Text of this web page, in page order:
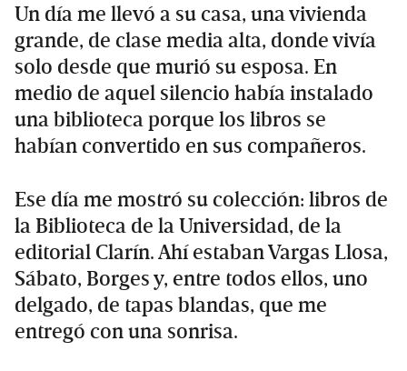
Un día me llevó a su casa, una vivienda
grande, de clase media alta, donde vivía
solo desde que murió su esposa. En
medio de aquel silencio había instalado
una biblioteca porque los libros se
habían convertido en sus compañeros.
Ese día me mostró su colección: libros de
la Biblioteca de la Universidad, de la
editorial Clarín. Ahí estaban Vargas Llosa,
Sábato, Borges y, entre todos ellos, uno
delgado, de tapas blandas, que me
entregó con una sonrisa.